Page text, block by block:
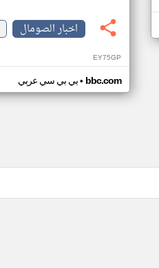
اخبار الصومال
EY75GP
بي بي سي عربي• bbc.com